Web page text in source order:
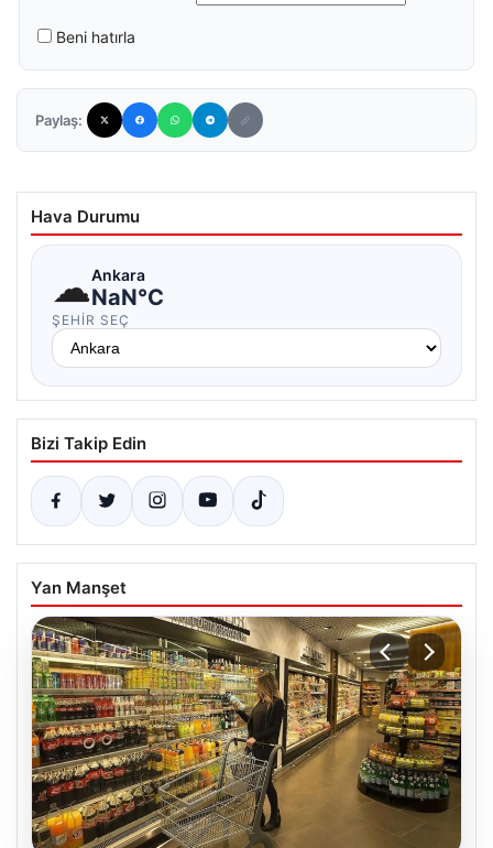
Beni hatırla
Paylaş:
Hava Durumu
☁Ankara
NaN°C
ŞEHIR SEÇ
Bizi Takip Edin
Yan Manşet